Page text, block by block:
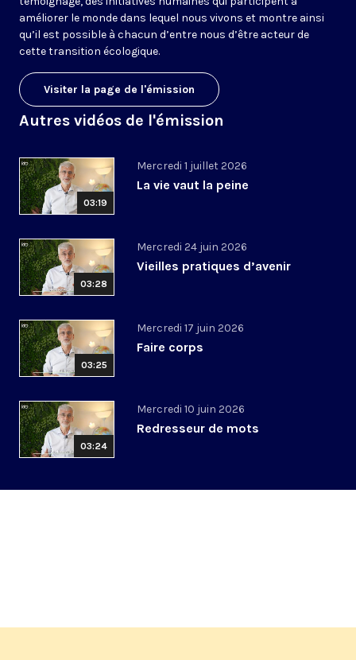
améliorer le monde dans lequel nous vivons et montre ainsi
qu’il est possible à chacun d’entre nous d’être acteur de
cette transition écologique.
Visiter la page de l'émission
Autres vidéos de l'émission
03:19
Mercredi 1 juillet 2026
La vie vaut la peine
03:28
Mercredi 24 juin 2026
Vieilles pratiques d’avenir
03:25
Mercredi 17 juin 2026
Faire corps
03:24
Mercredi 10 juin 2026
Redresseur de mots